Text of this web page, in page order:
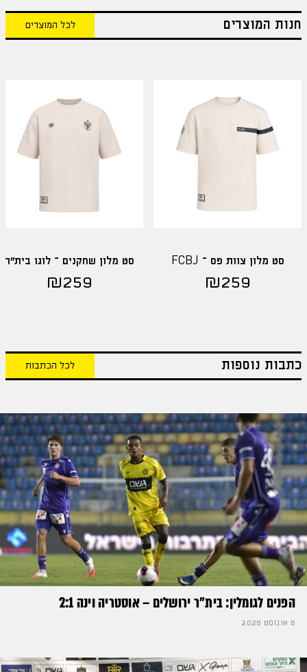
חנות המוצרים לכל המוצרים
סט מלון צוות פס – FCBJ
₪259
סט מלון שחקנים – לוגו בית"ר
₪259
כתבות נוספות לכל הכתבות
הפנים לגומלין: בית״ר ירושלים – אוסטריה וינה 2:1
6 אוגוסט 2026